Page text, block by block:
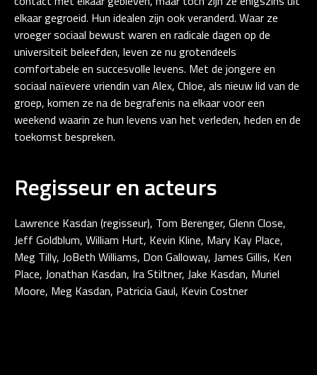
elkaar gegroeid. Hun idealen zijn ook veranderd. Waar ze
vroeger sociaal bewust waren en radicale dagen op de
universiteit beleefden, leven ze nu grotendeels
comfortabele en succesvolle levens. Met de jongere en
sociaal naïevere vriendin van Alex, Chloe, als nieuw lid van de
groep, komen ze na de begrafenis na elkaar voor een
weekend waarin ze hun levens van het verleden, heden en de
toekomst bespreken.
Regisseur en acteurs
Lawrence Kasdan (regisseur), Tom Berenger, Glenn Close,
Jeff Goldblum, William Hurt, Kevin Kline, Mary Kay Place,
Meg Tilly, JoBeth Williams, Don Galloway, James Gillis, Ken
Place, Jonathan Kasdan, Ira Stiltner, Jake Kasdan, Muriel
Moore, Meg Kasdan, Patricia Gaul, Kevin Costner